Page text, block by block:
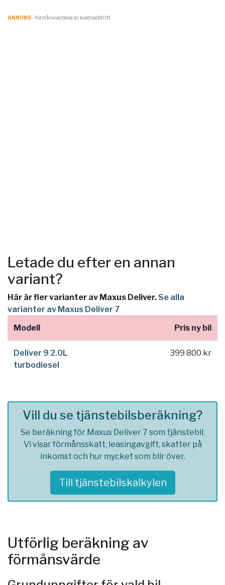
ANNONS- förmånsvärde.se är kostnadsfritt
Letade du efter en annan
variant?
Här är fler varianter av Maxus Deliver. Se alla
varianter av Maxus Deliver 7
Modell
Pris ny bil
Deliver 9 2.0L
turbodiesel
399 800 kr
Vill du se tjänstebilsberäkning?
Se beräkning för Maxus Deliver 7 som tjänstebil.
Vi visar förmånsskatt, leasingavgift, skatter på
inkomst och hur mycket som blir över.
Till tjänstebilskalkylen
Utförlig beräkning av
förmånsvärde